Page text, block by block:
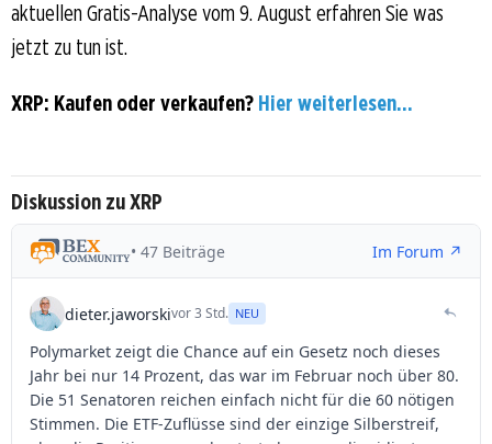
aktuellen Gratis-Analyse vom 9. August erfahren Sie was
jetzt zu tun ist.
XRP: Kaufen oder verkaufen? Hier weiterlesen...
Diskussion zu XRP